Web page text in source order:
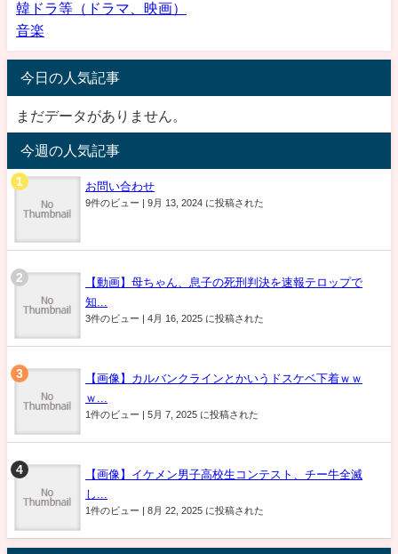
韓ドラ等（ドラマ、映画）
音楽
今日の人気記事
まだデータがありません。
今週の人気記事
お問い合わせ
9件のビュー | 9月 13, 2024 に投稿された
【動画】母ちゃん、息子の死刑判決を速報テロップで
知...
3件のビュー | 4月 16, 2025 に投稿された
【画像】カルバンクラインとかいうドスケベ下着ｗｗ
ｗ...
1件のビュー | 5月 7, 2025 に投稿された
【画像】イケメン男子高校生コンテスト、チー牛全滅
し...
1件のビュー | 8月 22, 2025 に投稿された